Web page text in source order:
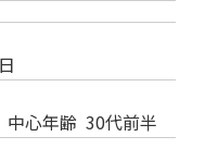
心年齢 30代前半